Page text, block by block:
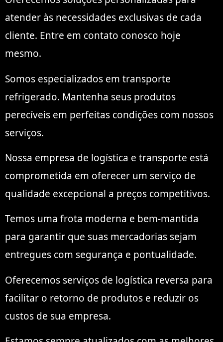
atender às necessidades exclusivas de cada
cliente. Entre em contato conosco hoje
mesmo.
Somos especializados em transporte
refrigerado. Mantenha seus produtos
perecíveis em perfeitas condições com nossos
serviços.
Nossa empresa de logística e transporte está
comprometida em oferecer um serviço de
qualidade excepcional a preços competitivos.
Temos uma frota moderna e bem-mantida
para garantir que suas mercadorias sejam
entregues com segurança e pontualidade.
Oferecemos serviços de logística reversa para
facilitar o retorno de produtos e reduzir os
custos de sua empresa.